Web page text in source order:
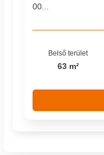
00...
Belső terület
63 m²